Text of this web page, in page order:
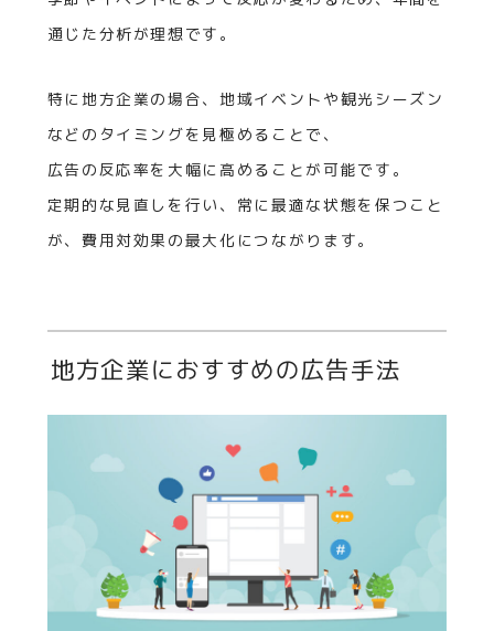
通じた分析が理想です。
特に地方企業の場合、地域イベントや観光シーズン
などのタイミングを見極めることで、
広告の反応率を大幅に高めることが可能です。
定期的な見直しを行い、常に最適な状態を保つこと
が、費用対効果の最大化につながります。
地方企業におすすめの広告手法